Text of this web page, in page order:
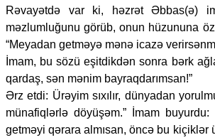
Rəvayətdə var ki, həzrət Əbbas(ə)
məzlumluğunu görüb, onun hüzununa
“Meyadan getməyə mənə icazə
İmam, bu sözü eşitdikdən sonra bərk
qardaş, sən mənim bayraqdarımsan!”
Ərz etdi: Ürəyim sıxılır, dünyadan
münafiqlərlə döyüşəm.” İmam
getməyi qərara almısan, öncə bu kiçiklər